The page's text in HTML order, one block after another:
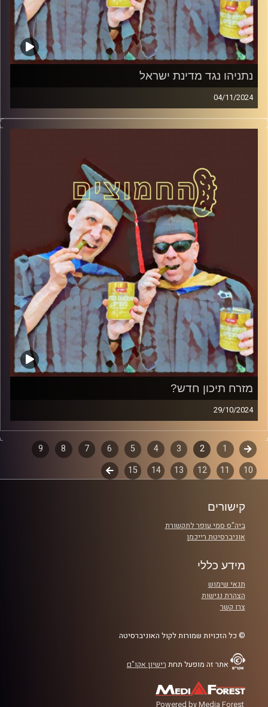
נתניהו נגד מדינת ישראל
04/11/2024
המערכת הפוליטית על ספת הפסיכולוג, עם פרופסור בועז בן-
דוד ופרופסור גלעד הירשברגר.
מזרח תיכון חדש?
29/10/2024
המערכת הפוליטית על ספת הפסיכולוג, עם פרופסור בועז בן-
דוד ופרופסור גלעד הירשברגר.
קרדיט תמונות: AudioVersity
דפדוף
פרקים
קודם 1
2
3
4
5
6
7
8
9
10
11
12
13
14
15
לשלב
קישורים
ביה"ס סמי עופר לתקשורת
אוניברסיטת רייכמן
מידע כללי
תנאי שימוש
הצהרת נגישות
צרו קשר
© כל הזכויות שמורות לקול האוניברסיטה
אתר זה מופעל תחת רישיון אקו"ם
Powered by Media Forest